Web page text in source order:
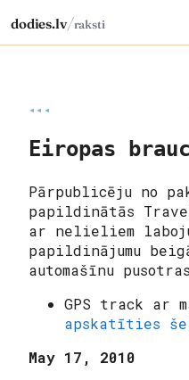
dodies.lv/raksti
◂◂◂
Eiropas
Pārpublicēju no
papildinātās
ar nelieliem
papildinājumu
automašīnu
GPS track ar
apskatīties
May 17, 2010